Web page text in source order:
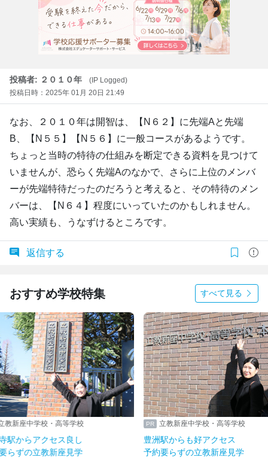
投稿者: ２０１０年
(IP Logged)
投稿日時：2025年 01月 20日 21:49
なお、２０１０年は開智は、【N６２】に先端Aと先端
B、【N５５】【N５６】に一般コースがあるようです。
ちょっと当時の特待の仕組みを断定できる資料を見つけて
いませんが、恐らく先端Aのなかで、さらに上位のメンバ
ーが先端特待だったのだろうと考えると、その特待のメン
バーは、【N６４】程度にいっていたのかもしれません。
高い実績も、うなずけるところです。
返信する
おすすめ学校特集 すべて見る
立教新座中学校・高等学校
吉祥寺駅からアクセス良し
予約要らずの立教新座見学
立教新座中学校・高等学
豊洲駅からも好アクセス
予約要らずの立教新座見